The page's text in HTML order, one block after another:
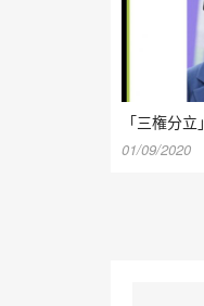
「三権分立」
01/09/2020